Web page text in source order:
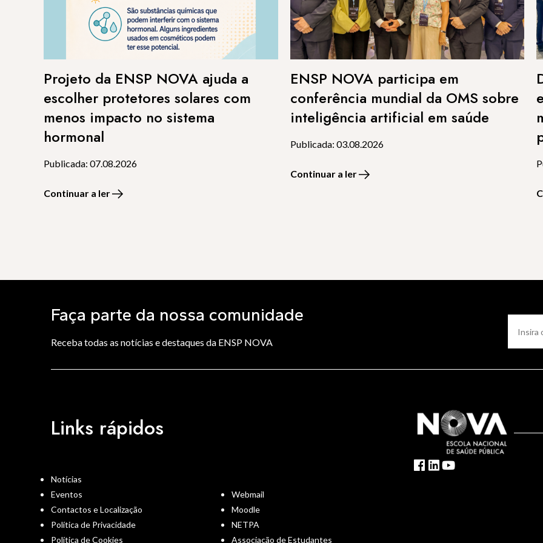
Projeto da ENSP NOVA ajuda a
escolher protetores solares com
menos impacto no sistema
hormonal
Publicada: 07.08.2026
Continuar a ler
ENSP NOVA participa em
conferência mundial da OMS sobre
inteligência artificial em saúde
Publicada: 03.08.2026
Continuar a ler
Faça parte da nossa comunidade
Receba todas as notícias e destaques da ENSP NOVA
Links rápidos
Notícias
Eventos
Contactos e Localização
Política de Privacidade
Política de Cookies
Webmail
Moodle
NETPA
Associação de Estudantes